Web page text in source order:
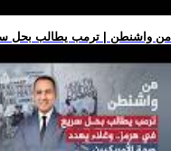
.. من واشنطن | ترمب يطالب بحل